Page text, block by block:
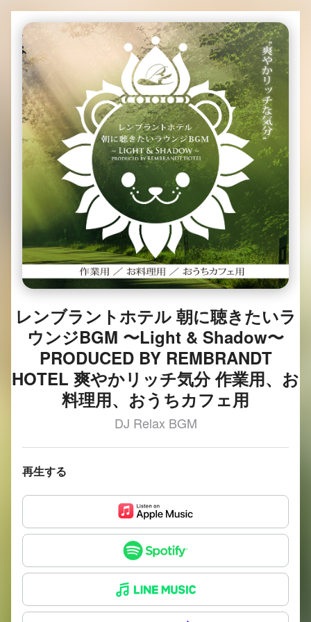
レンブラントホテル 朝に聴きたいラ
ウンジBGM 〜Light & Shadow〜
PRODUCED BY REMBRANDT
HOTEL 爽やかリッチ気分 作業用、お
料理用、おうちカフェ用
DJ Relax BGM
再生する